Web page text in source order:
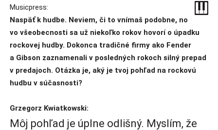
Musicpress:
Naspäť k hudbe. Neviem, či to vnímaš podobne, no
vo všeobecnosti sa už niekoľko rokov hovorí o úpadku
rockovej hudby. Dokonca tradičné firmy ako Fender
a Gibson zaznamenali v posledných rokoch silný prepad
v predajoch. Otázka je, aký je tvoj pohľad na rockovú
hudbu v súčasnosti?
Grzegorz Kwiatkowski:
Môj pohľad je úplne odlišný. Myslím, že